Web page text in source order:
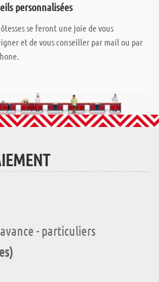
personnalisées
se feront une joie de vous
et de vous conseiller par mail ou par
- particuliers